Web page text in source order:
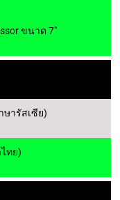
ขนาด 7″
ษารัสเซีย)
ทย)